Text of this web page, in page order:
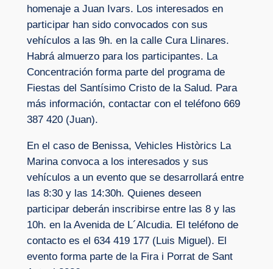
homenaje a Juan Ivars. Los interesados en
participar han sido convocados con sus
vehículos a las 9h. en la calle Cura Llinares.
Habrá almuerzo para los participantes. La
Concentración forma parte del programa de
Fiestas del Santísimo Cristo de la Salud. Para
más información, contactar con el teléfono 669
387 420 (Juan).
En el caso de Benissa, Vehicles Històrics La
Marina convoca a los interesados y sus
vehículos a un evento que se desarrollará entre
las 8:30 y las 14:30h. Quienes deseen
participar deberán inscribirse entre las 8 y las
10h. en la Avenida de L´Alcudia. El teléfono de
contacto es el 634 419 177 (Luis Miguel). El
evento forma parte de la Fira i Porrat de Sant